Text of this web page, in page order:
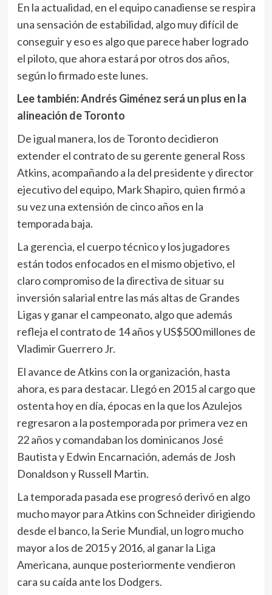
En la actualidad, en el equipo canadiense se respira
una sensación de estabilidad, algo muy difícil de
conseguir y eso es algo que parece haber logrado
el piloto, que ahora estará por otros dos años,
según lo firmado este lunes.
Lee también:Andrés Giménez será un plus en la
alineación de Toronto
De igual manera, los de Toronto decidieron
extender el contrato de su gerente general Ross
Atkins, acompañando a la del presidente y director
ejecutivo del equipo, Mark Shapiro, quien firmó a
su vez una extensión de cinco años en la
temporada baja.
La gerencia, el cuerpo técnico y los jugadores
están todos enfocados en el mismo objetivo, el
claro compromiso de la directiva de situar su
inversión salarial entre las más altas de Grandes
Ligas y ganar el campeonato, algo que además
refleja el contrato de 14 años y US$500 millones de
Vladimir Guerrero Jr.
El avance de Atkins con la organización, hasta
ahora, es para destacar. Llegó en 2015 al cargo que
ostenta hoy en día, épocas en la que los Azulejos
regresaron a la postemporada por primera vez en
22 años y comandaban los dominicanos José
Bautista y Edwin Encarnación, además de Josh
Donaldson y Russell Martin.
La temporada pasada ese progresó derivó en algo
mucho mayor para Atkins con Schneider dirigiendo
desde el banco, la Serie Mundial, un logro mucho
mayor a los de 2015 y 2016, al ganar la Liga
Americana, aunque posteriormente vendieron
cara su caída ante los Dodgers.